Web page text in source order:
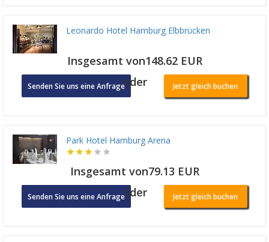
Leonardo Hotel Hamburg Elbbrücken
Insgesamt von148.62 EUR
Senden Sie uns eine Anfrageoder Jetzt gleich buchen
Park Hotel Hamburg Arena
Insgesamt von79.13 EUR
Senden Sie uns eine Anfrageoder Jetzt gleich buchen